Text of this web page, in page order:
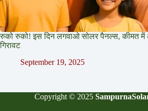
रुको रुको! इस दिन लगवाओ सोलर पैनल्स, कीमत में
गिरावट
September 19, 2025
Copyright © 2025